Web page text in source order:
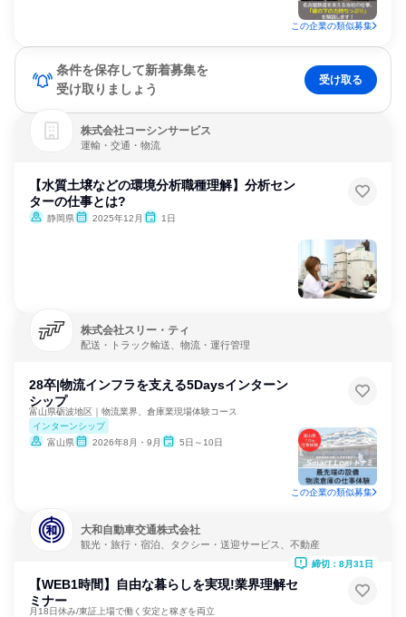
この企業の類似募集
条件を保存して新着募集を
受け取りましょう
受け取る
株式会社コーシンサービス
運輸・交通・物流
【水質土壌などの環境分析職種理解】分析セン
ターの仕事とは?
静岡県 2025年12月 1日
株式会社スリー・ティ
配送・トラック輸送、物流・運行管理
28卒|物流インフラを支える5Daysインターン
シップ
富山県砺波地区｜物流業界、倉庫業現場体験コース
インターンシップ
富山県
2026年8月・9月 5日～10日
この企業の類似募集
大和自動車交通株式会社
観光・旅行・宿泊、タクシー・送迎サービス、不動産
【WEB1時間】自由な暮らしを実現!業界理解セ
ミナー
月18日休み/東証上場で働く安定と稼ぎを両立
締切：8月31日